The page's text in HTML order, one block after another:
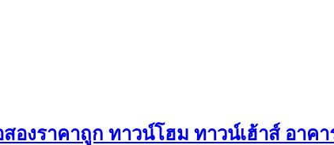
องราคาถูก ทาวน์โฮม ทาวน์เฮ้าส์ อา